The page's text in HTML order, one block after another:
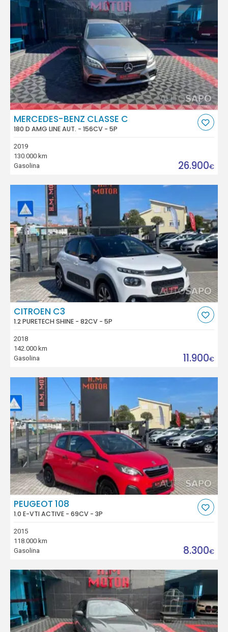
MERCEDES-BENZ CLASSE C
180 D AMG LINE AUT. - 156CV - 5P
2019
130.000 km
Gasolina
26.900€
CITROEN C3
1.2 PURETECH SHINE - 82CV - 5P
2018
142.000 km
Gasolina
11.900€
PEUGEOT 108
1.0 E-VTI ACTIVE - 69CV - 3P
2015
118.000 km
Gasolina
8.300€